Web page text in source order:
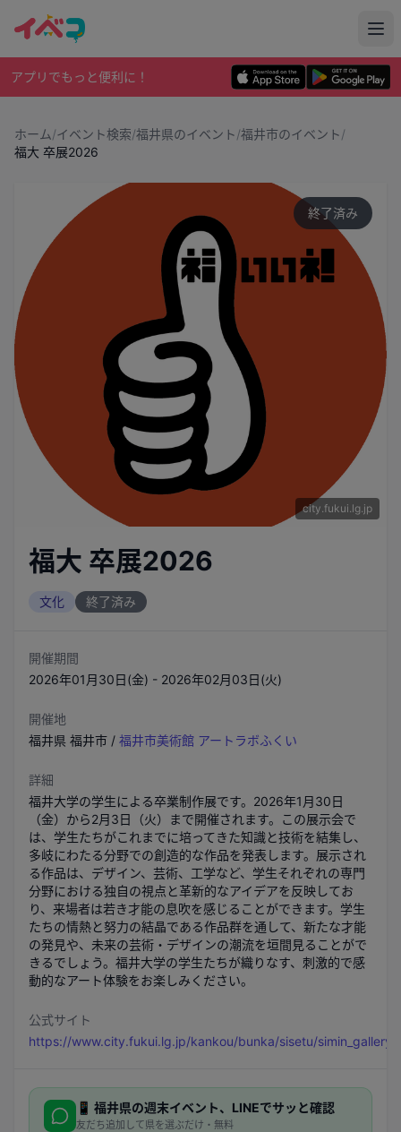
アプリでもっと便利に！
ホーム/イベント検索/福井県のイベント/福井市のイベント/
福大 卒展2026
city.fukui.lg.jp
終了済み
福大 卒展2026
文化 終了済み
開催期間
2026年01月30日(金) - 2026年02月03日(火)
開催地
福井県 福井市 / 福井市美術館 アートラボふくい
詳細
福井大学の学生による卒業制作展です。2026年1月30日
（金）から2月3日（火）まで開催されます。この展示会で
は、学生たちがこれまでに培ってきた知識と技術を結集し、
多岐にわたる分野での創造的な作品を発表します。展示され
る作品は、デザイン、芸術、工学など、学生それぞれの専門
分野における独自の視点と革新的なアイデアを反映してお
り、来場者は若き才能の息吹を感じることができます。学生
たちの情熱と努力の結晶である作品群を通して、新たな才能
の発見や、未来の芸術・デザインの潮流を垣間見ることがで
きるでしょう。福井大学の学生たちが織りなす、刺激的で感
動的なアート体験をお楽しみください。
公式サイト
https://www.city.fukui.lg.jp/kankou/bunka/sisetu/
📱 福井県の週末イベント、LINEでサッと確認
友だち追加して県を選ぶだけ・無料